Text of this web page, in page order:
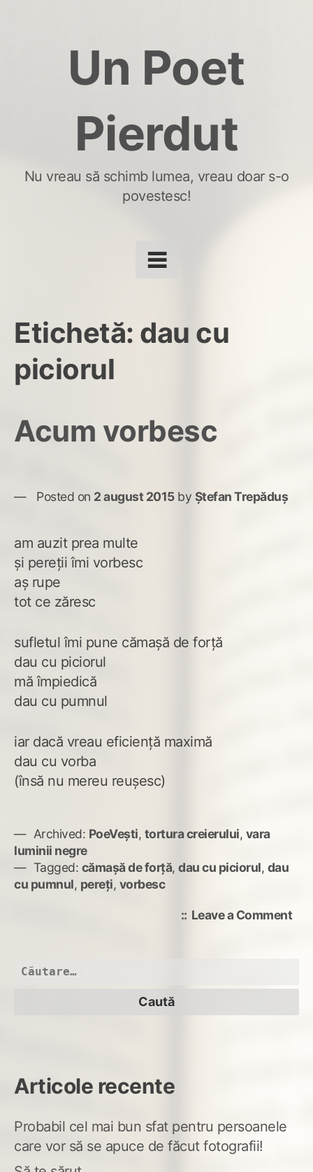
Un Poet
Pierdut
Nu vreau să schimb lumea, vreau doar s-o
povestesc!
Etichetă: dau cu
piciorul
Acum vorbesc
Posted on 2 august 2015by Ștefan Trepăduș
am auzit prea multe
și pereții îmi vorbesc
aș rupe
tot ce zăresc
sufletul îmi pune cămașă de forță
dau cu piciorul
mă împiedică
dau cu pumnul
iar dacă vreau eficiență maximă
dau cu vorba
(însă nu mereu reușesc)
Archived: PoeVești, tortura creierului, vara
luminii negre
Tagged: cămașă de forță, dau cu piciorul, dau
cu pumnul, pereți, vorbesc
Leave a Commenton
Caută
Articole recente
Probabil cel mai bun sfat pentru persoanele
care vor să se apuce de făcut fotografii!